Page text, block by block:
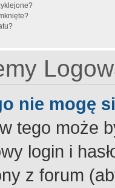
nie mogę
tego może
login i
z forum